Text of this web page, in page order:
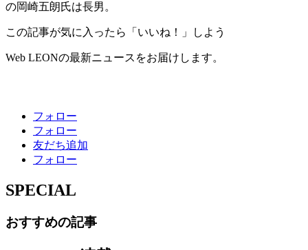
の岡崎五朗氏は長男。
この記事が気に入ったら「いいね！」しよう
Web LEONの最新ニュースをお届けします。
フォロー
フォロー
友だち追加
フォロー
SPECIAL
おすすめの記事